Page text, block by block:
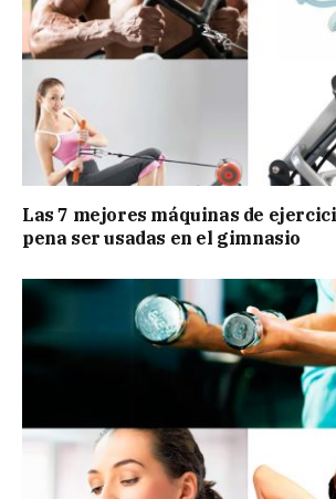
Las 7 mejores máquinas de
pena ser usadas en el gimnasio